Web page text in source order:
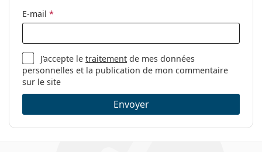
E-mail *
J’accepte letraitement de mes données
personnelles et la publication de mon commentaire
sur le site
Envoyer